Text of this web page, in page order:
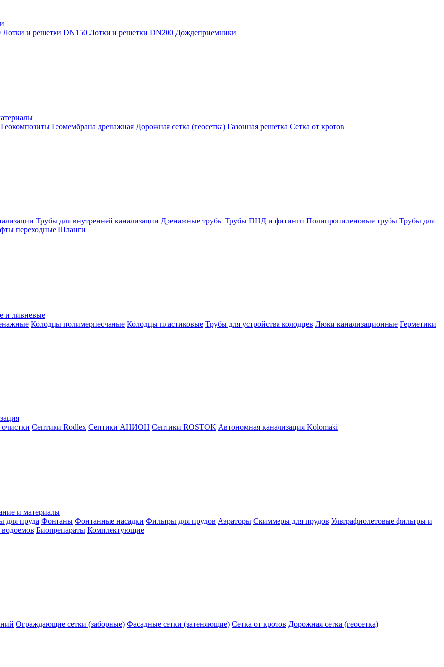
Лотки и решетки DN150 Лотки и решетки DN200 Дождеприемники
Геокомпозиты Геомембрана дренажная Дорожная сетка (геосетка) Газонная решетка Сетка от кротов
Трубы для внутренней канализации Дренажные трубы Трубы ПНД и фитинги Полипропиленовые трубы Трубы для
переходные Шланги
и ливневые
Колодцы полимерпесчаные Колодцы пластиковые Трубы для устройства колодцев Люки канализационные Герметики
Септики Rodlex Септики АНИОН Септики ROSTOK Автономная канализация Kolomaki
и материалы
для пруда Фонтаны Фонтанные насадки Фильтры для прудов Аэраторы Скиммеры для прудов Ультрафиолетовые фильтры и
Биопрепараты Комплектующие
Ограждающие сетки (заборные) Фасадные сетки (затеняющие) Сетка от кротов Дорожная сетка (геосетка)